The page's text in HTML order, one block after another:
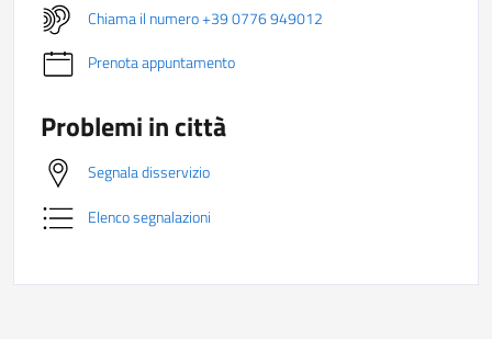
Chiama il numero +39 0776 949012
Prenota appuntamento
Problemi in città
Segnala disservizio
Elenco segnalazioni